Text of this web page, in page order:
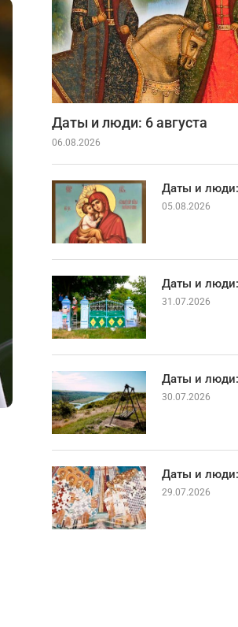
Даты и люди: 6 августа
06.08.2026
Даты и люди:
05.08.2026
Даты и
31.07.2026
Даты и
30.07.2026
Даты и
29.07.2026